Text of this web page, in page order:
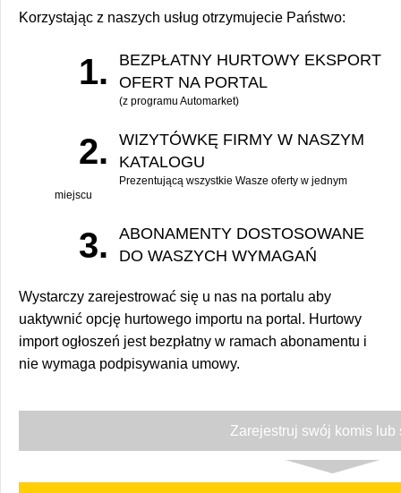
Korzystając z naszych usług otrzymujecie Państwo:
1.
BEZPŁATNY HURTOWY EKSPORT
OFERT NA PORTAL
(z programu Automarket)
2.
WIZYTÓWKĘ FIRMY W NASZYM
KATALOGU
Prezentującą wszystkie Wasze oferty w jednym
miejscu
3.
ABONAMENTY DOSTOSOWANE
DO WASZYCH WYMAGAŃ
Wystarczy zarejestrować się u nas na portalu aby
uaktywnić opcję hurtowego importu na portal. Hurtowy
import ogłoszeń jest bezpłatny w ramach abonamentu i
nie wymaga podpisywania umowy.
Zarejestruj swój komis lub